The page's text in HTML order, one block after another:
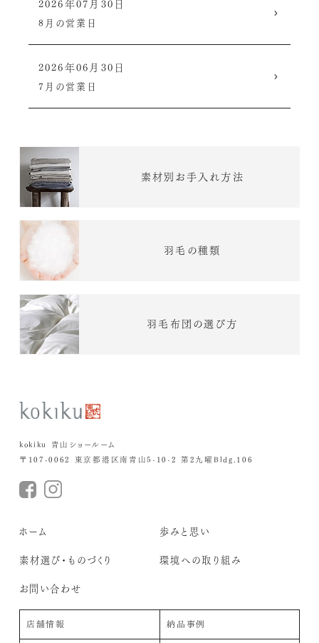
2026年07月30日
8月の営業日
2026年06月30日
7月の営業日
素材別お手入れ方法
羽毛の種類
羽毛布団の選び方
kokiku 青山ショールーム
〒107-0062 東京都港区南青山5-10-2 第2九曜Bldg.106
ホーム 歩みと思い
素材選び・ものづくり 環境への取り組み
お問い合わせ
店舗情報 納品事例